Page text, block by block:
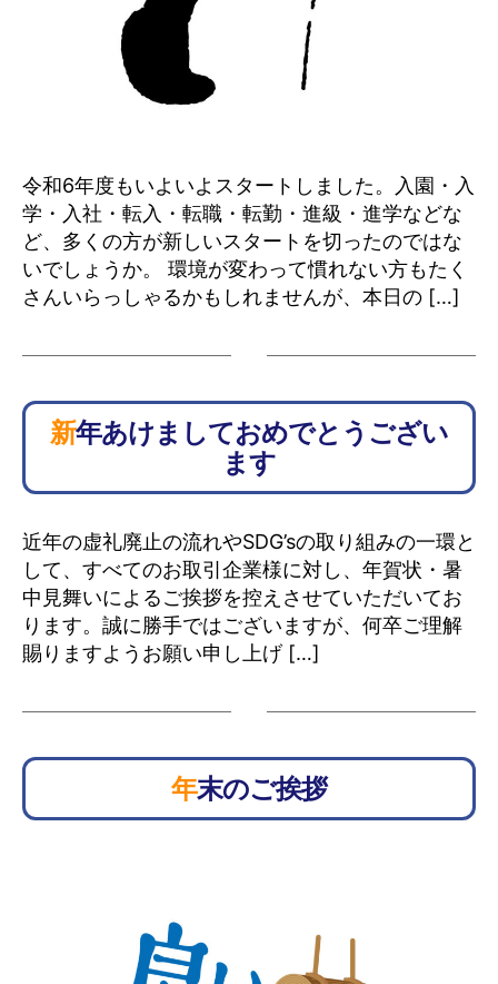
令和6年度もいよいよスタートしました。入園・入
学・入社・転入・転職・転勤・進級・進学などな
ど、多くの方が新しいスタートを切ったのではな
いでしょうか。 環境が変わって慣れない方もたく
さんいらっしゃるかもしれませんが、本日の […]
新年あけましておめでとうござい
ます
近年の虚礼廃止の流れやSDG’sの取り組みの一環と
して、すべてのお取引企業様に対し、年賀状・暑
中見舞いによるご挨拶を控えさせていただいてお
ります。誠に勝手ではございますが、何卒ご理解
賜りますようお願い申し上げ […]
年末のご挨拶